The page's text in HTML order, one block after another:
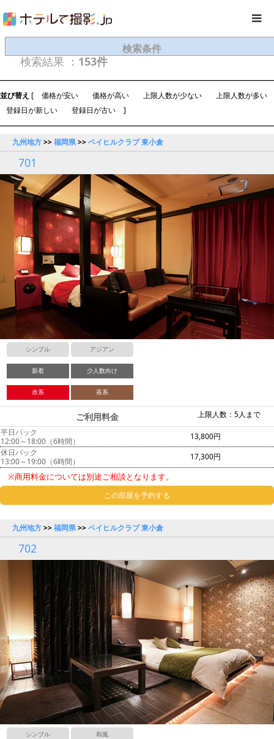
検索条件
検索結果 ： 153件
並び替え [ 価格が安い 価格が高い 上限人数が少ない
上限人数が多い
登録日が新しい
登録日が古い ]
九州地方>>福岡県>>ベイヒルクラブ 東小倉
701
シンプル アジアン
新着 少人数向け
赤系 茶系
上限人数：5人まで
ご利用料金
平日パック
12:00～18:00（6時間）
13,800円
休日パック
13:00～19:00（6時間）
17,300円
※商用料金については別途ご相談となります。
この部屋を予約する
九州地方>>福岡県>>ベイヒルクラブ 東小倉
702
シンプル 和風